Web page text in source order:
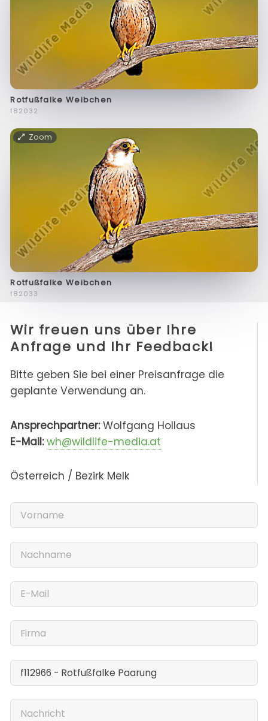
Rotfußfalke Weibchen
f82032
Zoom
Rotfußfalke Weibchen
f82033
Wir freuen uns über Ihre
Anfrage und Ihr Feedback!
Bitte geben Sie bei einer Preisanfrage die
geplante Verwendung an.
Ansprechpartner:Wolfgang Hollaus
E-Mail: wh@wildlife-media.at
Österreich / Bezirk Melk